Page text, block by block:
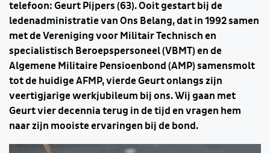
telefoon: Geurt Pijpers (63). Ooit gestart bij de
ledenadministratie van Ons Belang, dat in 1992 samen
met de Vereniging voor Militair Technisch en
specialistisch Beroepspersoneel (VBMT) en de
Algemene Militaire Pensioenbond (AMP) samensmolt
tot de huidige AFMP, vierde Geurt onlangs zijn
veertigjarige werkjubileum bij ons. Wij gaan met
Geurt vier decennia terug in de tijd en vragen hem
naar zijn mooiste ervaringen bij de bond.